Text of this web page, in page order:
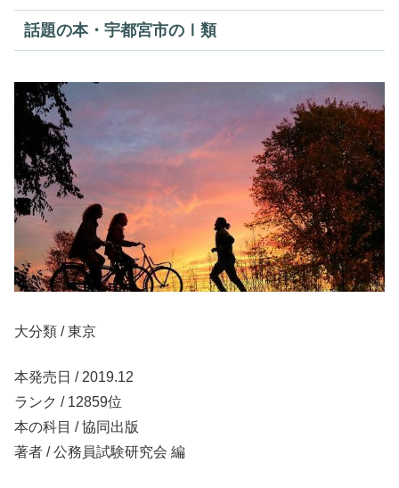
話題の本・宇都宮市のⅠ類
大分類 / 東京
本発売日 / 2019.12
ランク / 12859位
本の科目 / 協同出版
著者 / 公務員試験研究会 編